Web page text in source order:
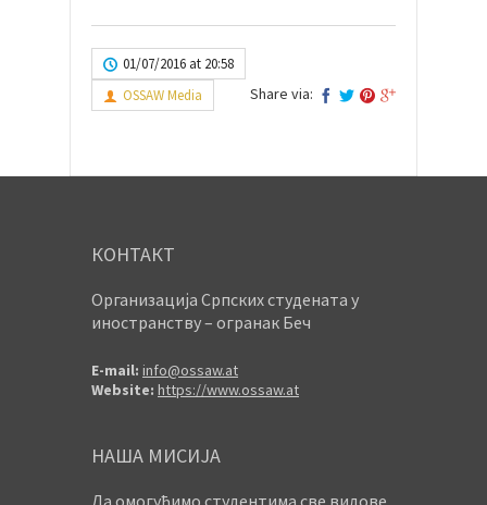
01/07/2016 at 20:58
OSSAW Media
Share via:
КОНТАКТ
Организација Српских студената у
иностранству – огранак Беч
E-mail: info@ossaw.at
Website: https://www.ossaw.at
НАША МИСИЈА
Да омогућимо студентима све видове